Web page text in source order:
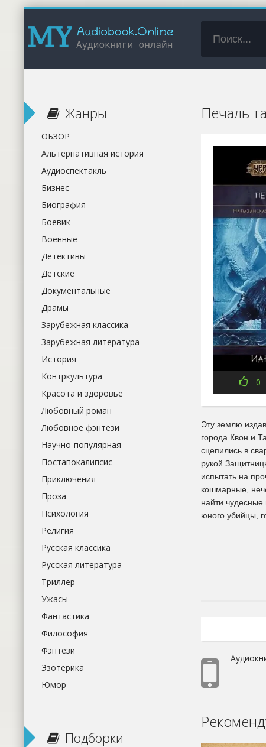
Печаль
0
Эту землю
города Квон и
сцепились в
рукой
испытать на
кошмарные,
найти
юного убийцы,
Жанры
ОБЗОР
Альтернативная история
Аудиоспектакль
Бизнес
Биография
Боевик
Военные
Детективы
Детские
Документальные
Драмы
Зарубежная классика
Зарубежная литература
История
Контркультура
Красота и здоровье
Любовный роман
Любовное фэнтези
Научно-популярная
Постапокалипсис
Приключения
Проза
Психология
Религия
Русская классика
Русская литература
Триллер
Ужасы
Фантастика
Философия
Фэнтези
Эзотерика
Юмор
Подборки